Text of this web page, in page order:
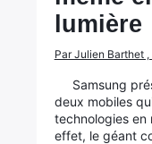
lumière
Par Julien Barthet
Samsung
deux mobiles
technologies en
effet, le géant